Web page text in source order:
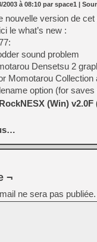
2003 à 08:10 par space1 |
nouvelle version de
le what’s new :
sound problem
Densetsu 2
Momotarou
option (for saves
(Win) v2.0F
¬
ne sera pas publiée.